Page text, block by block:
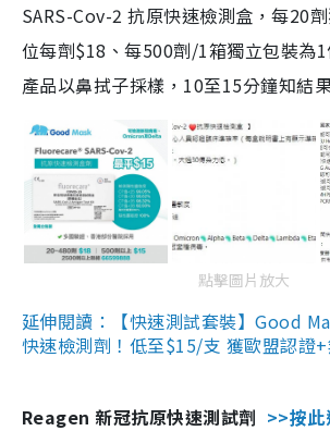
SARS-Cov-2 抗原快速檢測盒，每20
位每劑$18、每500劑/1箱獨立包裝為1
產品以鼻拭子採樣，10至15分鐘知結
點擊圖片放大
延伸閱讀：【快速測試套裝】Good
快速檢測劑！低至$15/支 獲歐盟認證
Reagen 新冠抗原快速測試劑 >>按